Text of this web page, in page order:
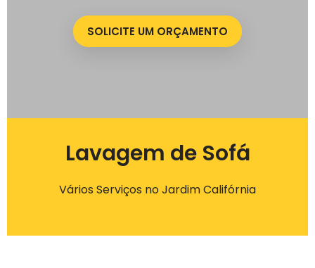
SOLICITE UM ORÇAMENTO
Lavagem de Sofá
Vários Serviços no Jardim Califórnia